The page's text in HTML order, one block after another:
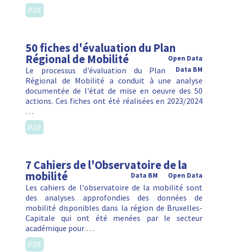
PDF
50 fiches d'évaluation du Plan
Régional de Mobilité
Open Data
Data BM
Le processus d'évaluation du Plan
Régional de Mobilité a conduit à une analyse
documentée de l'état de mise en oeuvre des 50
actions. Ces fiches ont été réalisées en 2023/2024
…
PDF
7 Cahiers de l'Observatoire de la
mobilité Open Data
Data BM
Les cahiers de l'observatoire de la mobilité sont
des analyses approfondies des données de
mobilité disponibles dans la région de Bruxelles-
Capitale qui ont été menées par le secteur
académique pour …
PDF